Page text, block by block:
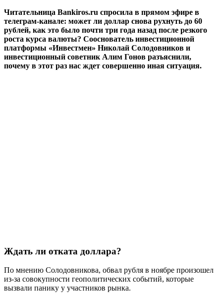
Читательница Bankiros.ru спросила в прямом эфире в
телеграм-канале: может ли доллар снова рухнуть до 60
рублей, как это было почти три года назад после резкого
роста курса валюты? Сооснователь инвестиционной
платформы «Инвестмен» Николай Солодовников и
инвестиционный советник Алим Гонов разъяснили,
почему в этот раз нас ждет совершенно иная ситуация.
Ждать ли отката доллара?
По мнению Солодовникова, обвал рубля в ноябре произошел
из-за совокупности геополитических событий, которые
вызвали панику у участников рынка.